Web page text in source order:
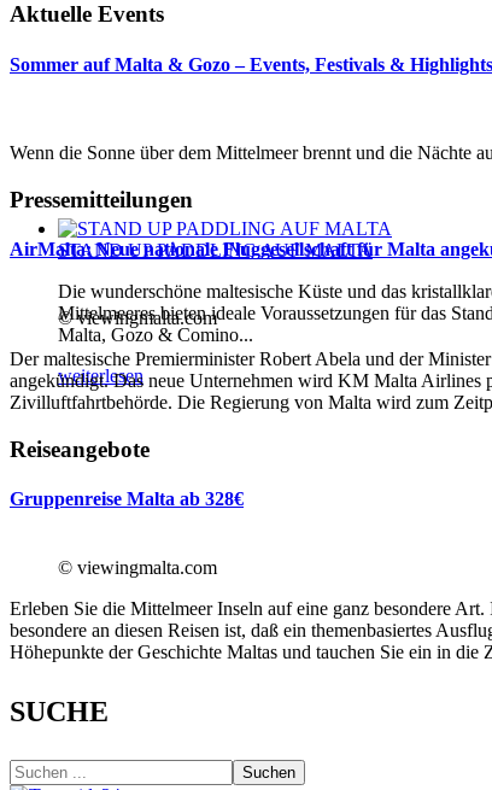
STAND UP PADDLING AUF MALTA
Die wunderschöne maltesische Küste und das
Mittelmeeres bieten ideale Voraussetzungen für das
Malta, Gozo & Comino...
weiterlesen
Aktuelle Events
Sommer auf Malta & Gozo – Events, Festivals &
Wenn die Sonne über dem Mittelmeer brennt und die Nächte
Pressemitteilungen
AirMalta: Neue nationale Fluggesellschaft für Malta
© viewingmalta.com
Der maltesische Premierminister Robert Abela und der
angekündigt. Das neue Unternehmen wird KM Malta Airlines
Zivilluftfahrtbehörde. Die Regierung von Malta wird zum
Reiseangebote
Gruppenreise Malta ab 328€
© viewingmalta.com
Erleben Sie die Mittelmeer Inseln auf eine ganz besondere
besondere an diesen Reisen ist, daß ein themenbasiertes
Höhepunkte der Geschichte Maltas und tauchen Sie ein in
SUCHE
Suchen